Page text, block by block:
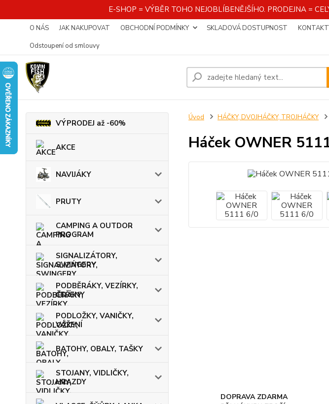
E-SHOP = VÝBĚR TOHO NEJOBLÍBENĚJŠÍHO. PRODEJNA =
O NÁS JAK NAKUPOVAT OBCHODNÍ PODMÍNKY SKLADOVÁ DOSTUPNOST
Odstoupení od smlouvy
VÝPRODEJ až -60%
AKCE
NAVIJÁKY
PRUTY
CAMPING A OUTDOR
PROGRAM
SIGNALIZÁTORY,
SWINGERY
PODBĚRÁKY, VEZÍRKY,
ČEŘENY
PODLOŽKY, VANIČKY,
VÁŽENÍ
BATOHY, OBALY, TAŠKY
STOJANY, VIDLIČKY,
HRAZDY
Úvod HÁČKY, DVOJHÁČKY, TROJHÁČKY
Háček OWNER
DOPRAVA ZDARMA